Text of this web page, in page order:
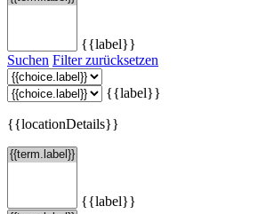
{{label}}
Suchen Filter zurücksetzen
{{label}}
{{locationDetails}}
{{label}}